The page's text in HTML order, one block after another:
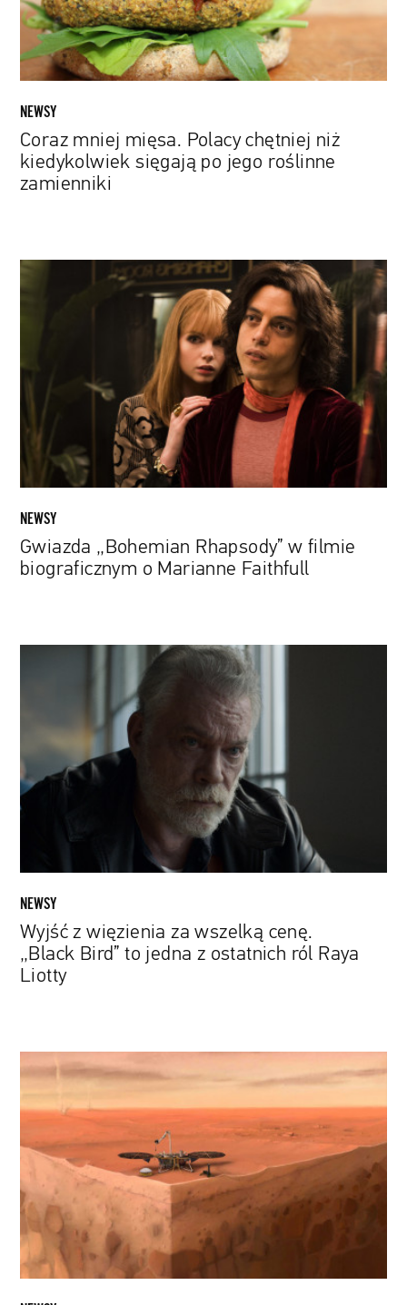
sięgają
jego
roślinne
zamienniki
NEWSY
Coraz mniej mięsa. Polacy chętniej niż
kiedykolwiek sięgają po jego roślinne
zamienniki
„Bohemian
biograficznym
Faithfull
NEWSY
Gwiazda „Bohemian Rhapsody” w filmie
biograficznym o Marianne Faithfull
cenę.
„Black
Bird”
z
ostatnich
Raya
Liotty
NEWSY
Wyjść z więzienia za wszelką cenę.
„Black Bird” to jedna z ostatnich ról Raya
Liotty
polskiego
Marsie
zakończona.
Kret
przegrał
z
trudną
glebą
Czerwonej